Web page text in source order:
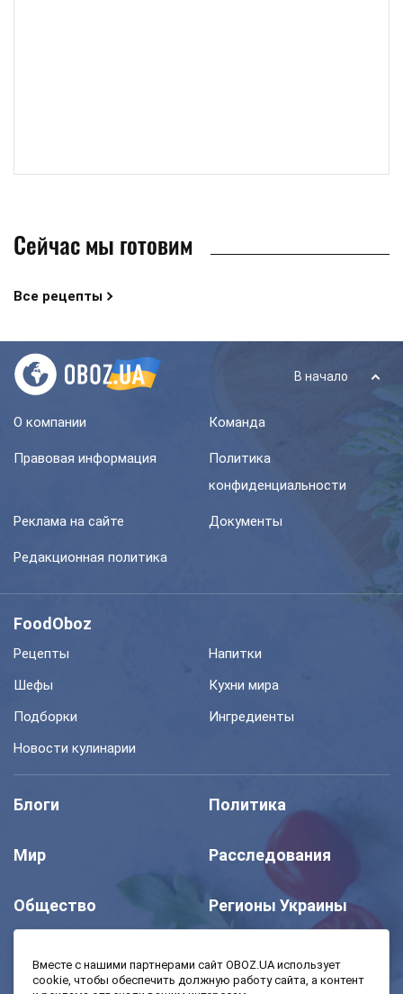
Сейчас мы готовим
Все рецепты
В начало
О компании Команда
Правовая информация
Политика
конфиденциальности
Реклама на сайте Документы
Редакционная политика
FoodOboz
Рецепты
Напитки
Шефы
Кухни мира
Подборки
Ингредиенты
Новости кулинарии
Блоги Политика
Мир Расследования
Общество Регионы Украины
Вместе с нашими партнерами сайт OBOZ.UA использует
cookie, чтобы обеспечить должную работу сайта, а контент